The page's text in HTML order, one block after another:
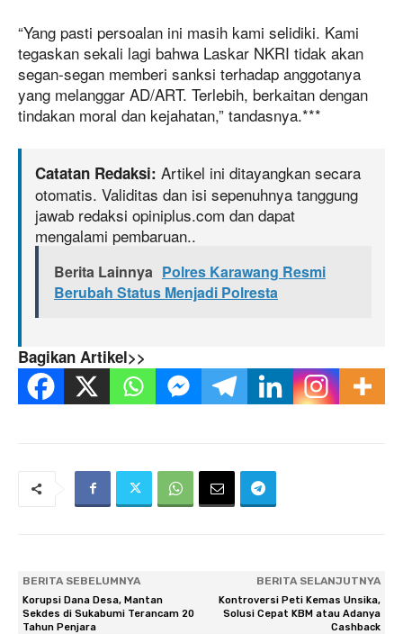
“Yang pasti persoalan ini masih kami selidiki. Kami
tegaskan sekali lagi bahwa Laskar NKRI tidak akan
segan-segan memberi sanksi terhadap anggotanya
yang melanggar AD/ART. Terlebih, berkaitan dengan
tindakan moral dan kejahatan,” tandasnya.***
Catatan Redaksi: Artikel ini ditayangkan secara
otomatis. Validitas dan isi sepenuhnya tanggung
jawab redaksi opiniplus.com dan dapat
mengalami pembaruan..
Berita Lainnya Polres Karawang Resmi
Berubah Status Menjadi Polresta
Bagikan Artikel>>
BERITA SEBELUMNYA
Korupsi Dana Desa, Mantan
Sekdes di Sukabumi Terancam 20
Tahun Penjara
BERITA SELANJUTNYA
Kontroversi Peti Kemas Unsika,
Solusi Cepat KBM atau Adanya
Cashback